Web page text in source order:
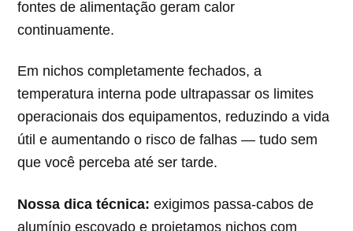
fontes de alimentação geram calor
continuamente.
Em nichos completamente fechados, a
temperatura interna pode ultrapassar os limites
operacionais dos equipamentos, reduzindo a vida
útil e aumentando o risco de falhas — tudo sem
que você perceba até ser tarde.
Nossa dica técnica: exigimos passa-cabos de
alumínio escovado e projetamos nichos com